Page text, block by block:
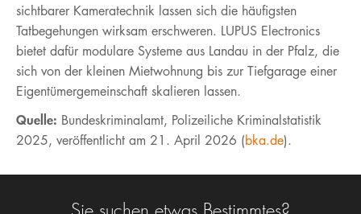
sichtbarer Kameratechnik lassen sich die häufigsten
Tatbegehungen wirksam erschweren. LUPUS Electronics
bietet dafür modulare Systeme aus Landau in der Pfalz, die
sich von der kleinen Mietwohnung bis zur Tiefgarage einer
Eigentümergemeinschaft skalieren lassen.
Quelle: Bundeskriminalamt, Polizeiliche Kriminalstatistik
2025, veröffentlicht am 21. April 2026 (bka.de).